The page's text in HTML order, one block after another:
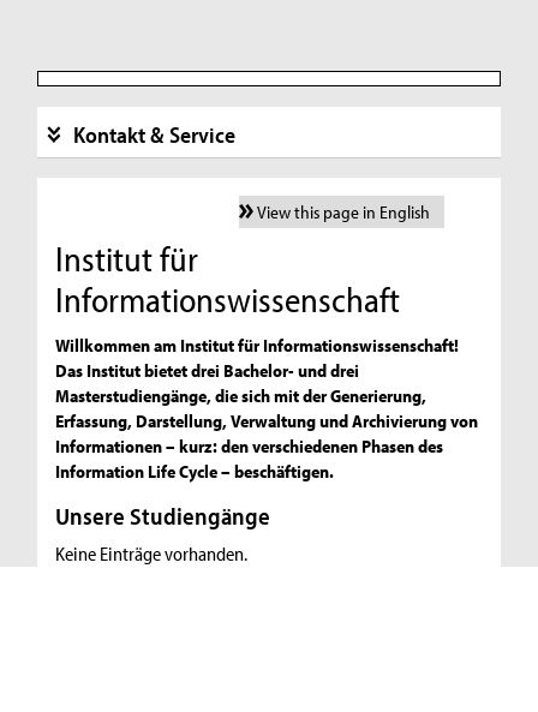
Kontakt & Service
View this page in English
Institut für
Informationswissenschaft
Willkommen am Institut für Informationswissenschaft!
Das Institut bietet drei Bachelor- und drei
Masterstudiengänge, die sich mit der Generierung,
Erfassung, Darstellung, Verwaltung und Archivierung von
Informationen – kurz: den verschiedenen Phasen des
Information Life Cycle – beschäftigen.
Unsere Studiengänge
Keine Einträge vorhanden.